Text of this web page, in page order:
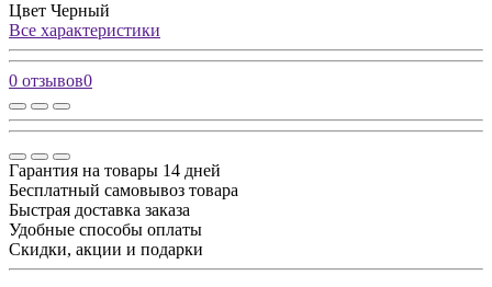
Цвет Черный
Все характеристики
0 отзывов0
Гарантия на товары 14 дней
Бесплатный самовывоз товара
Быстрая доставка заказа
Удобные способы оплаты
Скидки, акции и подарки